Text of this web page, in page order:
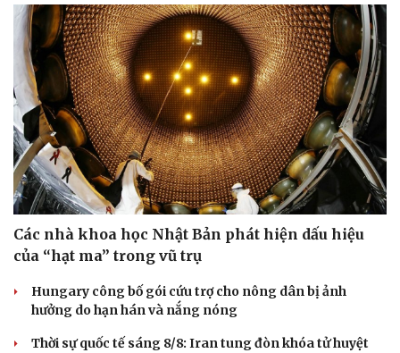
Du lịch
Tư vấn
Săn Tour
check-in
Podcast
Câu chuyện thời sự
Đọc truyện đêm khuya
Hạt giống tâm hồn
Các nhà khoa học Nhật Bản phát hiện dấu hiệu
của “hạt ma” trong vũ trụ
Hungary công bố gói cứu trợ cho nông dân bị ảnh
hưởng do hạn hán và nắng nóng
Thời sự quốc tế sáng 8/8: Iran tung đòn khóa tử huyệt